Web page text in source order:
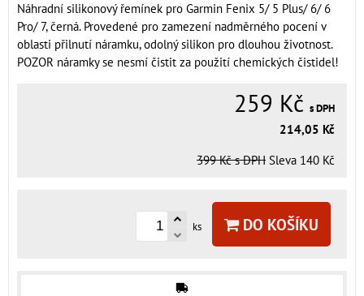
Náhradní silikonový řemínek pro Garmin Fenix 5/ 5 Plus/ 6/ 6
Pro/ 7, černá. Provedené pro zamezení nadměrného pocení v
oblasti přilnutí náramku, odolný silikon pro dlouhou životnost.
POZOR náramky se nesmí čistit za použití chemických čistidel!
259 Kč s DPH
214,05 Kč
399 Kč s DPH Sleva 140 Kč
ks DO KOŠÍKU